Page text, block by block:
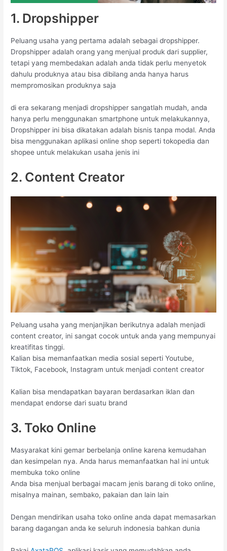
1. Dropshipper
Peluang usaha yang pertama adalah sebagai dropshipper.
Dropshipper adalah orang yang menjual produk dari supplier,
tetapi yang membedakan adalah anda tidak perlu menyetok
dahulu produknya atau bisa dibilang anda hanya harus
mempromosikan produknya saja
di era sekarang menjadi dropshipper sangatlah mudah, anda
hanya perlu menggunakan smartphone untuk melakukannya,
Dropshipper ini bisa dikatakan adalah bisnis tanpa modal. Anda
bisa menggunakan aplikasi online shop seperti tokopedia dan
shopee untuk melakukan usaha jenis ini
2. Content Creator
Peluang usaha yang menjanjikan berikutnya adalah menjadi
content creator, ini sangat cocok untuk anda yang mempunyai
kreatifitas tinggi.
Kalian bisa memanfaatkan media sosial seperti Youtube,
Tiktok, Facebook, Instagram untuk menjadi content creator
Kalian bisa mendapatkan bayaran berdasarkan iklan dan
mendapat endorse dari suatu brand
3. Toko Online
Masyarakat kini gemar berbelanja online karena kemudahan
dan kesimpelan nya. Anda harus memanfaatkan hal ini untuk
membuka toko online
Anda bisa menjual berbagai macam jenis barang di toko online,
misalnya mainan, sembako, pakaian dan lain lain
Dengan mendirikan usaha toko online anda dapat memasarkan
barang dagangan anda ke seluruh indonesia bahkan dunia